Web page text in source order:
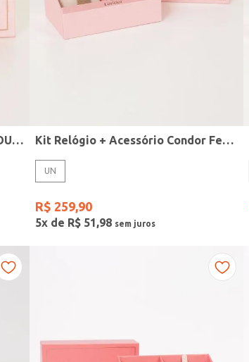
Relógio Mini Condor Feminino DOURADO Kit Relógio + Acessório Condor Feminino DOURADO
UN
R$ 259,90
5x de R$ 51,98